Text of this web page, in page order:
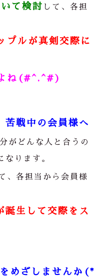
て検討 して、各担
プルが真剣交際に
よね(#^.^#)
苦戦中の会員様へ
がどんな人と合うの
ります。
、各担当から会員様
誕生して交際をス
めざしませんか(*